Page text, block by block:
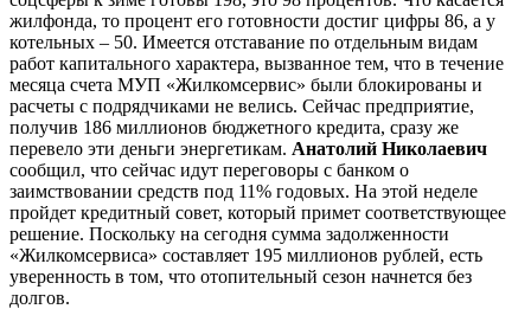
жилфонда, то процент его готовности достиг цифры 86, а у
котельных – 50. Имеется отставание по отдельным видам
работ капитального характера, вызванное тем, что в течение
месяца счета МУП «Жилкомсервис» были блокированы и
расчеты с подрядчиками не велись. Сейчас предприятие,
получив 186 миллионов бюджетного кредита, сразу же
перевело эти деньги энергетикам. Анатолий Николаевич
сообщил, что сейчас идут переговоры с банком о
заимствовании средств под 11% годовых. На этой неделе
пройдет кредитный совет, который примет соответствующее
решение. Поскольку на сегодня сумма задолженности
«Жилкомсервиса» составляет 195 миллионов рублей, есть
уверенность в том, что отопительный сезон начнется без
долгов.